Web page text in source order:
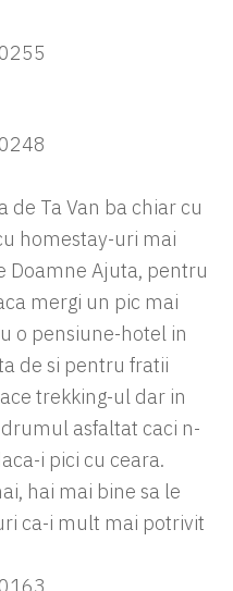
Ta Van ba chiar cu
homestay-uri mai
Doamne Ajuta, pentru
mergi un pic mai
o pensiune-hotel in
de si pentru fratii
trekking-ul dar in
asfaltat caci n-
i pici cu ceara.
hai mai bine sa le
ca-i mult mai potrivit